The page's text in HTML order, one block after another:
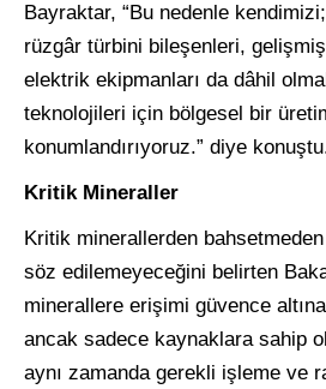
Bayraktar, “Bu nedenle
rüzgâr türbini bileşenleri,
elektrik ekipmanları da dâhil
teknolojileri için bölgesel bir
konumlandırıyoruz.” diye
Kritik Mineraller
Kritik minerallerden
söz edilemeyeceğini belirten
minerallere erişimi güvence
ancak sadece kaynaklara sahip
aynı zamanda gerekli işleme ve